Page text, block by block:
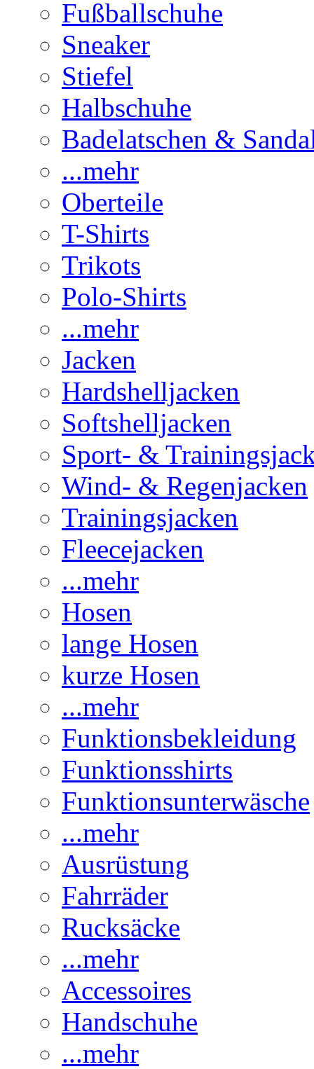
Fußballschuhe
Sneaker
Stiefel
Halbschuhe
Badelatschen &
...mehr
Oberteile
T-Shirts
Trikots
Polo-Shirts
...mehr
Jacken
Hardshelljacken
Softshelljacken
Sport- &
Wind- & Regenjacken
Trainingsjacken
Fleecejacken
...mehr
Hosen
lange Hosen
kurze Hosen
...mehr
Funktionsbekleidung
Funktionsshirts
Funktionsunterwäsche
...mehr
Ausrüstung
Fahrräder
Rucksäcke
...mehr
Accessoires
Handschuhe
...mehr